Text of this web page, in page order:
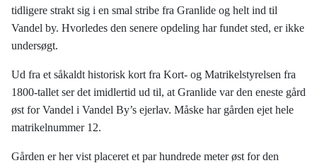
tidligere strakt sig i en smal stribe fra Granlide og helt ind til
Vandel by. Hvorledes den senere opdeling har fundet sted, er ikke
undersøgt.
Ud fra et såkaldt historisk kort fra Kort- og Matrikelstyrelsen fra
1800-tallet ser det imidlertid ud til, at Granlide var den eneste gård
øst for Vandel i Vandel By’s ejerlav. Måske har gården ejet hele
matrikelnummer 12.
Gården er her vist placeret et par hundrede meter øst for den